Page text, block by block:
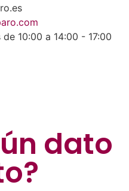
de 10:00 a 14:00 - 17:00
dato